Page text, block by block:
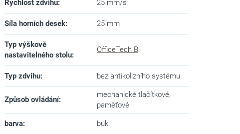
Rychlost zdvihu: 25 mm/s
Síla horních desek: 25 mm
Typ výškově
nastavitelného stolu:
OfficeTech B
Typ zdvihu: bez antikolizního systému
Způsob ovládání:
mechanické tlačítkové,
paměťové
barva: buk